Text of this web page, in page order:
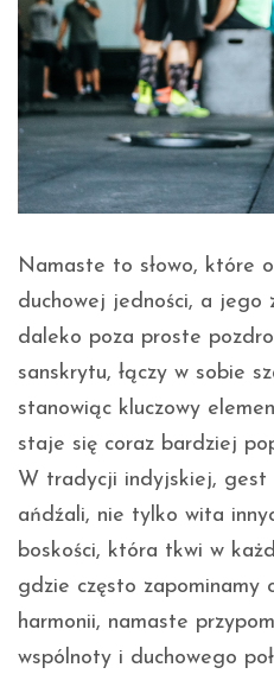
Namaste to słowo, które
duchowej jedności, a jego
daleko poza proste
sanskrytu, łączy w sobie
stanowiąc kluczowy
staje się coraz bardziej
W tradycji indyjskiej, gest
ańdźali, nie tylko wita
boskości, która tkwi w
gdzie często zapominamy
harmonii, namaste
wspólnoty i duchowego